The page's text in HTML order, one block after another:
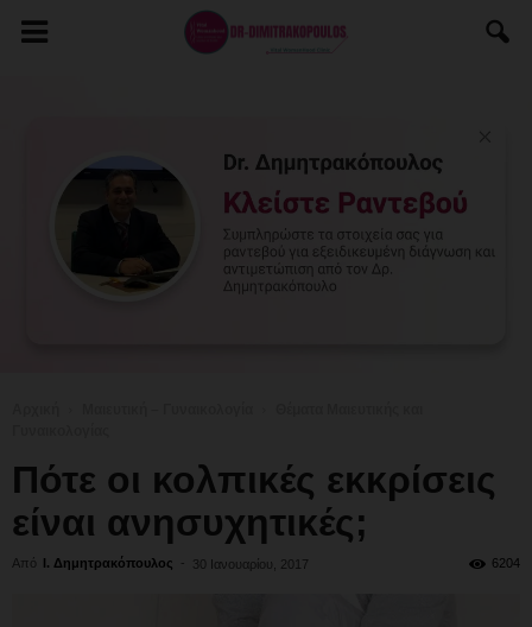
Πότε οι κολπικές εκκρίσεις
είναι ανησυχητικές;
Από Ι. Δημητρακόπουλος - 30 Ιανουαρίου, 2017 6204